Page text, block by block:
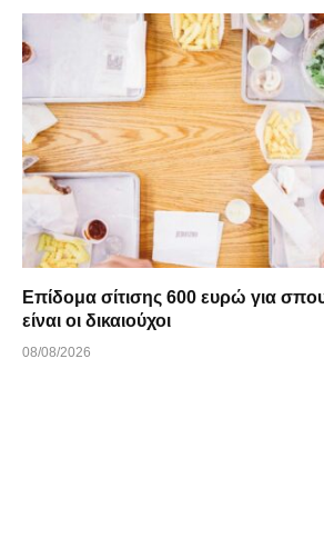
Επίδομα σίτισης 600 ευρώ για
είναι οι δικαιούχοι
08/08/2026